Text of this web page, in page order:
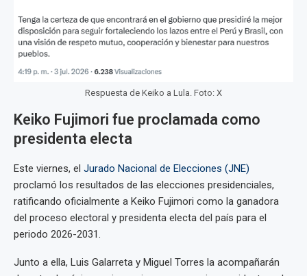
Respuesta de Keiko a Lula. Foto: X
Keiko Fujimori fue proclamada como
presidenta electa
Este viernes, el Jurado Nacional de Elecciones (JNE)
proclamó los resultados de las elecciones presidenciales,
ratificando oficialmente a Keiko Fujimori como la ganadora
del proceso electoral y presidenta electa del país para el
periodo 2026-2031.
Junto a ella, Luis Galarreta y Miguel Torres la acompañarán